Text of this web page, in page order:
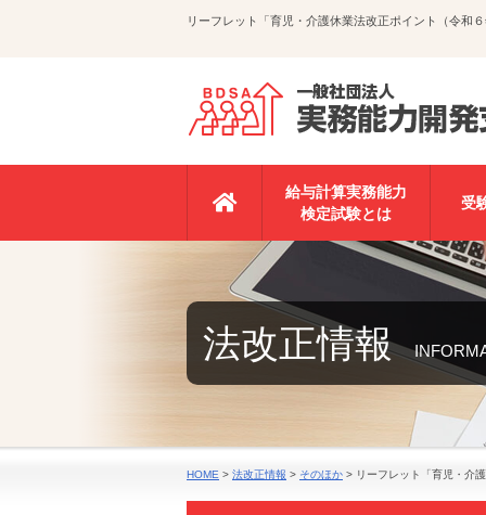
リーフレット「育児・介護休業法改正ポイント（令和
給与計算実務能力
検定試験とは
受
法改正情報
HOME > 法改正情報 > そのほか > リーフレット「育児・介